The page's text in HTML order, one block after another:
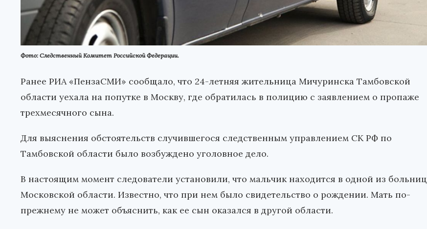
Фото: Следственный Комитет Российской Федерации.
Ранее РИА «ПензаСМИ» сообщало, что 24-летняя жительница Мичуринска Тамбовской
области уехала на попутке в Москву, где обратилась в полицию с заявлением о пропаже
трехмесячного сына.
Для выяснения обстоятельств случившегося следственным управлением СК РФ по
Тамбовской области было возбуждено уголовное дело.
В настоящим момент следователи установили, что мальчик находится в одной из больниц
Московской области. Известно, что при нем было свидетельство о рождении. Мать по-
прежнему не может объяснить, как ее сын оказался в другой области.